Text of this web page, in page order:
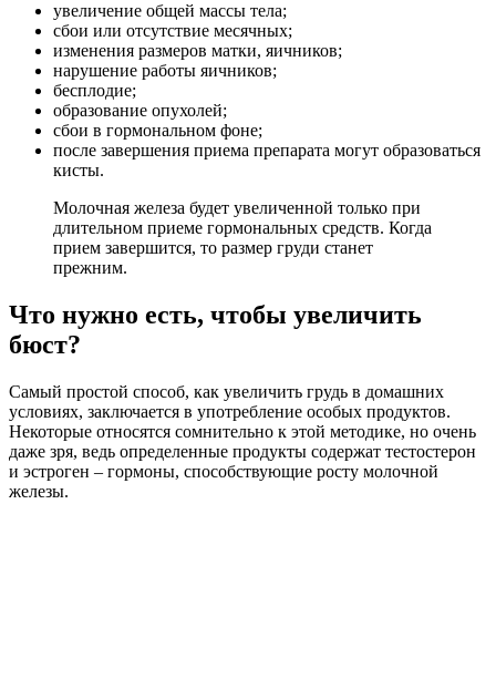
увеличение общей массы тела;
сбои или отсутствие месячных;
изменения размеров матки, яичников;
нарушение работы яичников;
бесплодие;
образование опухолей;
сбои в гормональном фоне;
после завершения приема препарата могут образоваться
кисты.
Молочная железа будет увеличенной только при
длительном приеме гормональных средств. Когда
прием завершится, то размер груди станет
прежним.
Что нужно есть, чтобы увеличить
бюст?
Самый простой способ, как увеличить грудь в домашних
условиях, заключается в употребление особых продуктов.
Некоторые относятся сомнительно к этой методике, но очень
даже зря, ведь определенные продукты содержат тестостерон
и эстроген – гормоны, способствующие росту молочной
железы.